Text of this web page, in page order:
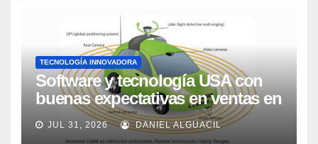
TECNOLOGÍA INNOVADORA
Software y tecnología USA con
buenas expectativas en ventas en
los próximos 2 años, según
Market Watch
JUL 31, 2026 DANIEL ALGUACIL